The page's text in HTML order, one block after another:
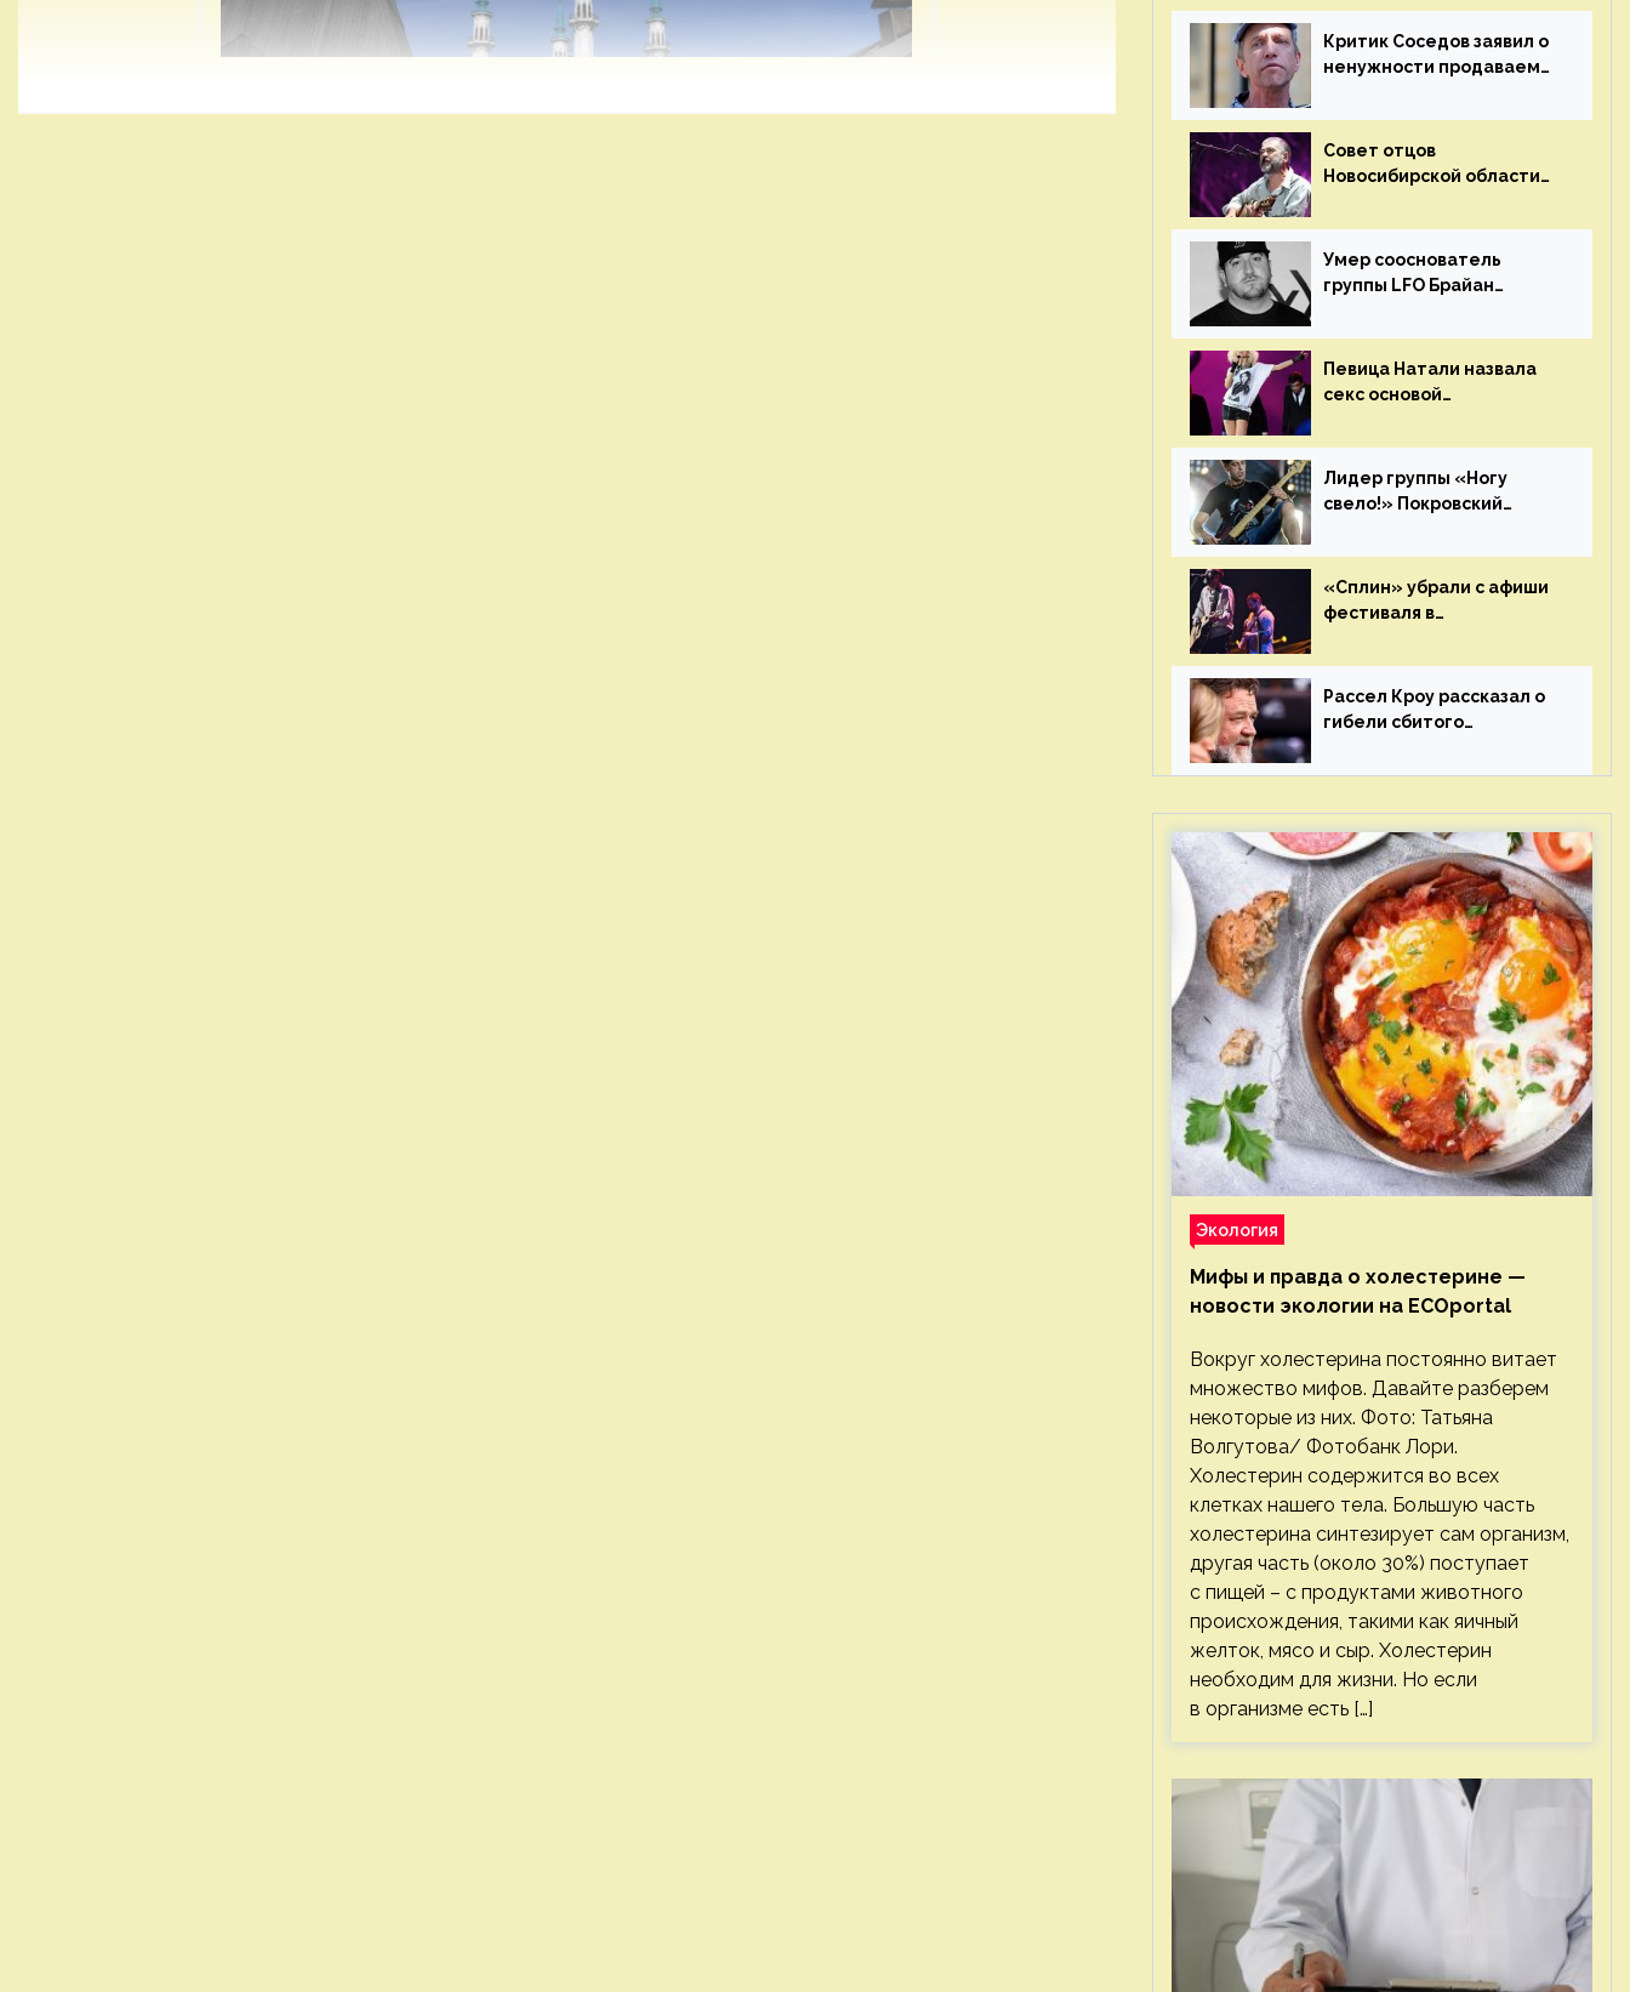
Критик Соседов заявил о
ненужности продаваемых
песен
Совет отцов
Новосибирской области
концерт группы «Сплин»
Умер сооснователь
группы LFO Брайан
Певица Натали назвала
секс основой
Лидер группы «Ногу
свело!» Покровский
иноагента
«Сплин» убрали с афиши
фестиваля в
жалобы «Союза отцов»
Рассел Кроу рассказал о
гибели сбитого
Экология
Мифы и правда о холестерине —
новости экологии на ECOportal
Вокруг холестерина постоянно витает
множество мифов. Давайте разберем
некоторые из них. Фото: Татьяна
Волгутова/ Фотобанк Лори.
Холестерин содержится во всех
клетках нашего тела. Большую часть
холестерина синтезирует сам организм,
другая часть (около 30%) поступает
с пищей – с продуктами животного
происхождения, такими как яичный
желток, мясо и сыр. Холестерин
необходим для жизни. Но если
в организме есть […]